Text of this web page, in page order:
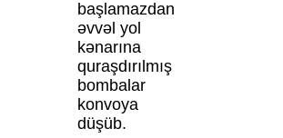
başlamazdan
əvvəl yol
kənarına
quraşdırılmış
bombalar
konvoya
düşüb.